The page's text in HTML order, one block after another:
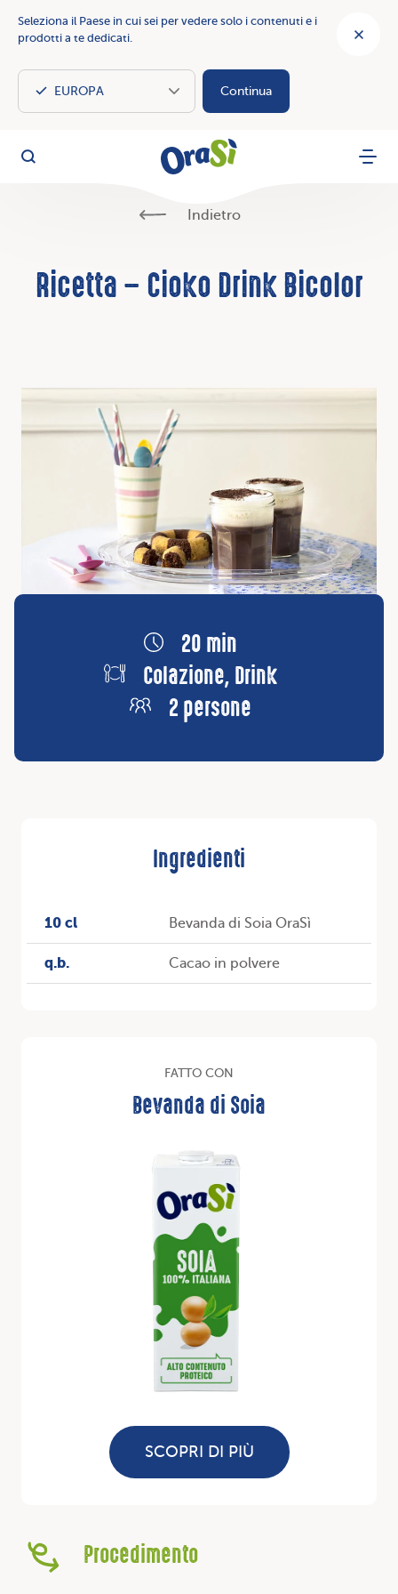
Seleziona il Paese in cui sei per vedere solo i contenuti e i
prodotti a te dedicati.
Continua
OraSì
Cerca Menu
Indietro
Ricetta – Cioko Drink Bicolor
20 min
Colazione, Drink
2 persone
Ingredienti
10 cl Bevanda di Soia OraSì
q.b. Cacao in polvere
FATTO CON
Bevanda di Soia
SCOPRI DI PIÙ
Procedimento